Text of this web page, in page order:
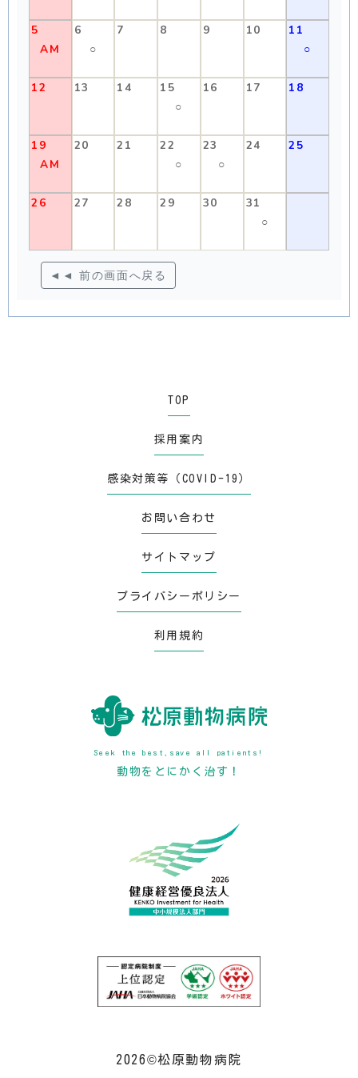
5
AM
6
○
7 8 9 10
11
○
12 13 14
15
○
16 17 18
19
AM
20 21
22
○
23
○
24 25
26 27 28 29 30
31
○
◄◄ 前の画面へ戻る
TOP
採用案内
感染対策等（COVID-19）
お問い合わせ
サイトマップ
プライバシーポリシー
利用規約
Seek the best,save all patients!
動物をとにかく治す！
2026©松原動物病院